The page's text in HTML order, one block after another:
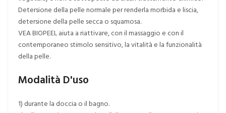
Detersione della pelle normale per renderla morbida e liscia,
detersione della pelle secca o squamosa.
VEA BIOPEEL aiuta a riattivare, con il massaggio e con il
contemporaneo stimolo sensitivo, la vitalità e la funzionalità
della pelle.
Modalità D'uso
1) durante la doccia o il bagno.